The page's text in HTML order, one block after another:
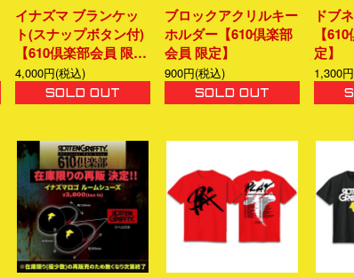
イナズマ ブランケッ
ト(スナップボタン付)
【610倶楽部会員 限…
4,000円(税込)
SOLD OUT
ブロックアクリルキー
ホルダー【610倶楽部
会員 限定】
900円(税込)
SOLD OUT
ドブ
【
定】
1,300